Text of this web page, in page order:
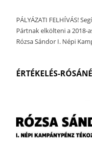
PÁLYÁZATI FELHÍVÁS!
Pártnak elkölteni a 2018-
Rózsa Sándor I. Népi
ÉRTÉKELÉS-